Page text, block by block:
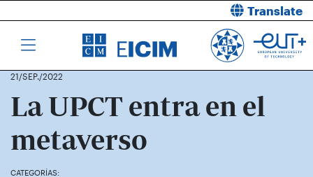
Translate
21/SEP./2022
La UPCT entra en el
metaverso
CATEGORÍAS: